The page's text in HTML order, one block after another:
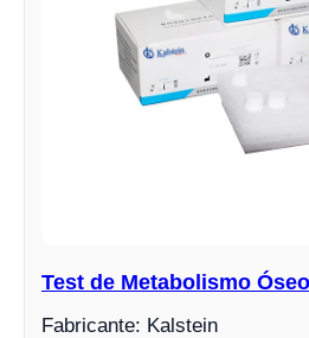
Test de Metabolismo
Fabricante: Kalstein